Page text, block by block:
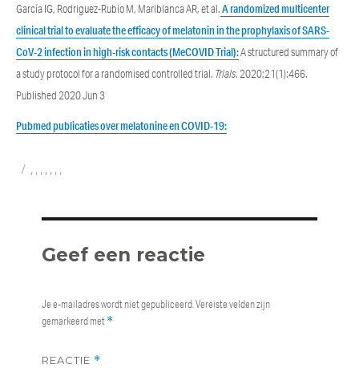
García IG, Rodriguez-Rubio M, Mariblanca AR, et al.A randomized multicenter
clinical trial to evaluate the efficacy of melatonin in the prophylaxis of SARS-
CoV-2 infection in high-risk contacts (MeCOVID Trial):A structured summary of
a study protocol for a randomised controlled trial. Trials. 2020;21(1):466.
Published 2020 Jun 3
Pubmed publicaties over melatonine en COVID-19:
Categories
, , , , , , ,
Geef een reactie
Je e-mailadres wordt niet gepubliceerd. Vereiste velden zijn
gemarkeerd met*
REACTIE *